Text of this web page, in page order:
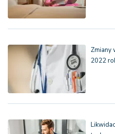
Zmiany
2022